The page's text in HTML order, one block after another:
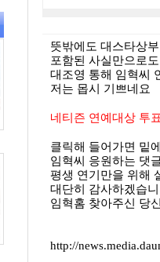
뜻밖에도 대스타상
포함된 사실만으로
대조영 통해 임혁씨
저는 몹시 기쁘네요
네티즌 연예대상 투
클릭해 들어가면 밑
임혁씨 응원하는 댓
평생 연기만을 위해
대단히 감사하겠습
임혁홈 찾아주신 당
http://